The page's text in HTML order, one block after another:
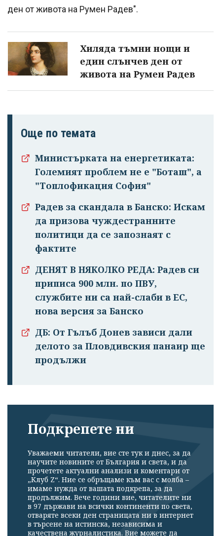
ден от живота на Румен Радев".
Хиляда тъмни нощи и
един слънчев ден от
живота на Румен Радев
Още по темата
Министърката на енергетиката:
Големият проблем не е "Боташ", а
"Топлофикация София"
Радев за скандала в Банско: Искам
да призова чуждестранните
политици да се запознаят с
фактите
ДЕНЯТ В НЯКОЛКО РЕДА: Радев си
приписа 900 млн. по ПВУ,
службите ни са най-слаби в ЕС,
нова версия за Банско
ДБ: От Гълъб Донев зависи дали
делото за Пловдивския панаир ще
продължи
Подкрепете ни
Уважаеми читатели, вие сте тук и днес, за да
научите новините от България и света, и да
прочетете актуални анализи и коментари от
„Клуб Z“. Ние се обръщаме към вас с молба –
имаме нужда от вашата подкрепа, за да
продължим. Вече години вие, читателите ни
в 97 държави на всички континенти по света,
отваряте всеки ден страницата ни в интернет
в търсене на истинска, независима и
качествена журналистика. Вие можете да